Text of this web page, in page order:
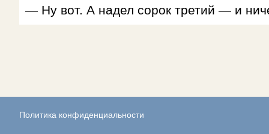
— Ну вот. А надел сорок третий — и
Политика конфиденциальности